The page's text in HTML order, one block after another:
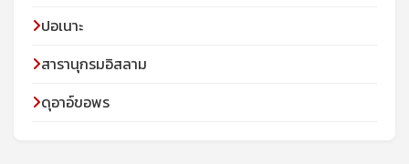
ปอเนาะ
สารานุกรมอิสลาม
ดุอาอ์ขอพร